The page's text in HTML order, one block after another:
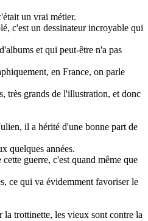
un vrai métier.
c'est un dessinateur incroyable qui
et qui peut-être n'a pas
en France, on parle
très grands de l'illustration, et donc
il a hérité d'une bonne part de
quelques années.
guerre, c'est quand même que
ce qui va évidemment favoriser le
la trottinette, les vieux sont contre la